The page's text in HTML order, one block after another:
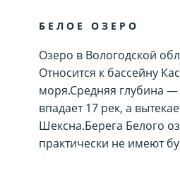
БЕЛОЕ ОЗЕРО
Озеро в Вологодской
Относится к бассейну
моря.Средняя глубина
впадает 17 рек, а
Шексна.Берега Белого
практически не имеют